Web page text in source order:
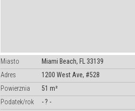
Miasto
Miami Beach, FL 33139
Adres
1200 West Ave, #528
Powierznia
51 m²
Podatek/rok
- ? -